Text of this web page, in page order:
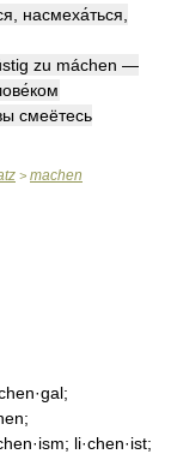
насмеха́ться,
zu máchen —
смеётесь
> machen
li·chen·ist;